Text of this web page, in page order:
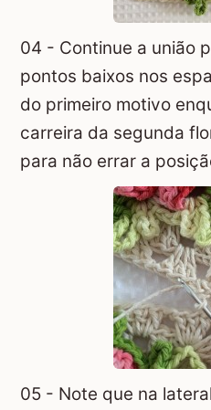
04 - Continue a união
pontos baixos nos
do primeiro motivo
carreira da segunda
para não errar a
05 - Note que na